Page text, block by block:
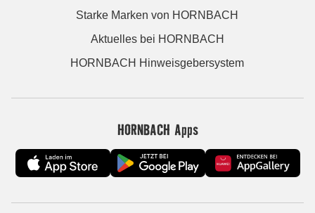
Starke Marken von HORNBACH
Aktuelles bei HORNBACH
HORNBACH Hinweisgebersystem
HORNBACH Apps